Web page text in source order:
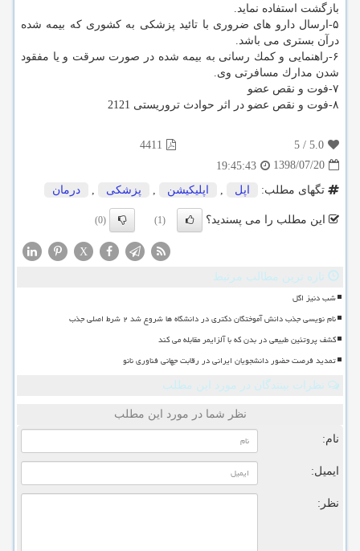
بازگشت استفاده نماید.
۵-ارسال دارو های ضروری با تائید پزشكی به كشوری كه بیمه شده
درآن بستری می باشد.
۶-راهنمایی و كمك رسانی به بیمه شده در صورت سرقت و یا مفقود
شدن مدارك مسافرتی وی.
۷-فوت و نقص عضو
۸-فوت و نقص عضو در اثر حوادث تروریستی 2121
5.0
/
5
4411
1398/07/20
19:45:43
تگهای مطلب:
اپل اپلیكیشن پزشكی درمان
این مطلب را می پسندید؟ (1)
(0)
X
تازه ترین مطالب مرتبط
شب دنیز اگل
نام نویسی جذب دانش آموختگان دکتری در دانشگاه ها شروع شد ۲ شرط اصلی جذب
کشف پروتئین طبیعی در بدن که با آلزایمر مقابله می کند
تمدید فرصت حضور دانشجویان ایرانی در رقابت جهانی فناوری نانو
نظرات بینندگان در مورد این مطلب
نظر شما در مورد این مطلب
نام:
ایمیل:
نظر: